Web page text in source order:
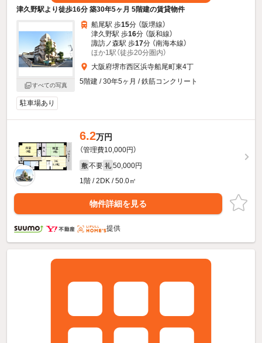
津久野駅より徒歩16分 築30年5ヶ月 5階建の賃貸物件
すべての写真
船尾駅 歩15分 （阪堺線）
津久野駅 歩16分 （阪和線）
諏訪ノ森駅 歩17分 （南海本線）
ほか1駅（徒歩20分圏内）
大阪府堺市西区浜寺船尾町東4丁
5階建 / 30年5ヶ月 / 鉄筋コンクリート
駐車場あり
6.2万円
（管理費10,000円）
敷 不要 礼 50,000円
1階 / 2DK / 50.0㎡
物件詳細を見る
提供